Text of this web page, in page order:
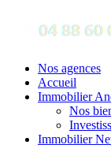
Nos agences
Accueil
Immobilier
Nos
Immobilier